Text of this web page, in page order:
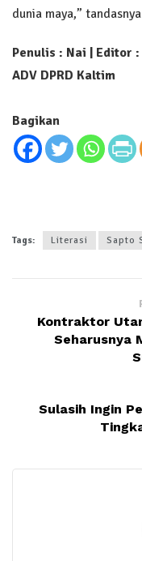
dunia maya,”
Penulis : Nai | Editor
ADV DPRD Kaltim
Bagikan
Tags: Literasi Sapto
Kontraktor
Seharusnya
Sulasih Ingin